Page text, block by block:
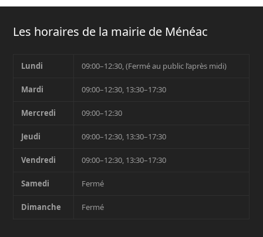
post:
post:
Les horaires de la mairie de Ménéac
Lundi 09:00–12:30, (Fermé au public l’après midi)
Mardi 09:00–12:30, 13:30–17:30
Mercredi 09:00–12:30
Jeudi 09:00–12:30, 13:30–17:30
Vendredi 09:00–12:30, 13:30–17:30
Samedi Fermé
Dimanche Fermé